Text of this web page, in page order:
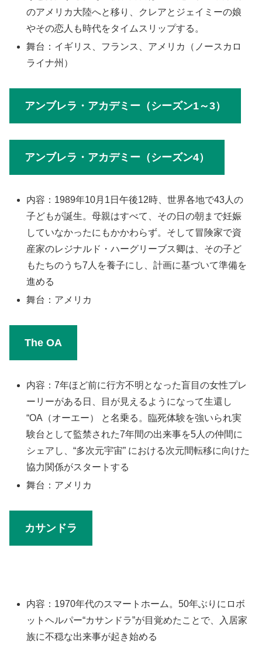
のアメリカ大陸へと移り、クレアとジェイミーの娘
やその恋人も時代をタイムスリップする。
舞台：イギリス、フランス、アメリカ（ノースカロ
ライナ州）
アンブレラ・アカデミー（シーズン1～3）
アンブレラ・アカデミー（シーズン4）
内容：1989年10月1日午後12時、世界各地で43人の
子どもが誕生。母親はすべて、その日の朝まで妊娠
していなかったにもかかわらず。そして冒険家で資
産家のレジナルド・ハーグリーブス卿は、その子ど
もたちのうち7人を養子にし、計画に基づいて準備を
進める
舞台：アメリカ
The OA
内容：7年ほど前に行方不明となった盲目の女性プレ
ーリーがある日、目が見えるようになって生還し
“OA（オーエー） と名乗る。臨死体験を強いられ実
験台として監禁された7年間の出来事を5人の仲間に
シェアし、“多次元宇宙” における次元間転移に向けた
協力関係がスタートする
舞台：アメリカ
カサンドラ
内容：1970年代のスマートホーム。50年ぶりにロボ
ットヘルパー“カサンドラ”が目覚めたことで、入居家
族に不穏な出来事が起き始める